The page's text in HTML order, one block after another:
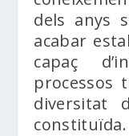
dels anys
acabar
capaç
processos
diversitat
constituïda.